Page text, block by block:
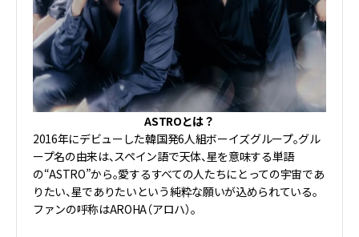
ASTROとは？
2016年にデビューした韓国発6人組ボーイズグループ。グル
ープ名の由来は、スペイン語で天体、星を意味する単語
の“ASTRO”から。愛するすべての人たちにとっての宇宙であ
りたい、星でありたいという純粋な願いが込められている。
ファンの呼称はAROHA（アロハ）。